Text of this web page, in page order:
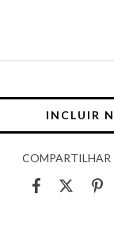
COMPARTILHAR